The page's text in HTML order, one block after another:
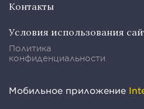
Контакты
Условия использования
Политика
конфиденциальности
Мобильное приложение